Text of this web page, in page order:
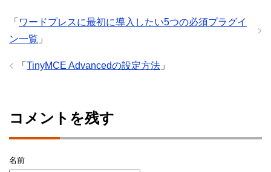
「 ワードプレスに最初に導入したい5つの必須プラグイ
ン一覧 」
「 TinyMCE Advancedの設定方法 」
コメントを残す
名前